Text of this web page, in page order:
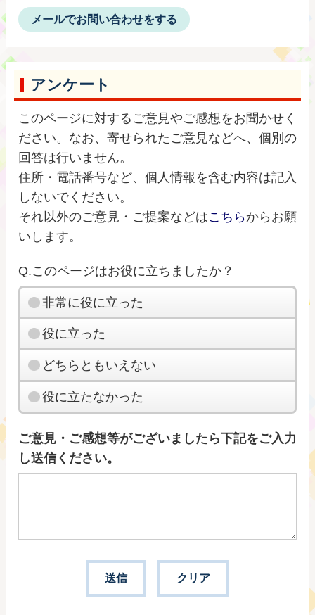
メールでお問い合わせをする
アンケート
このページに対するご意見やご感想をお聞かせく
ださい。なお、寄せられたご意見などへ、個別の
回答は行いません。
住所・電話番号など、個人情報を含む内容は記入
しないでください。
それ以外のご意見・ご提案などはこちらからお願
いします。
Q.このページはお役に立ちましたか？
非常に役に立った
役に立った
どちらともいえない
役に立たなかった
ご意見・ご感想等がございましたら下記をご入力
し送信ください。